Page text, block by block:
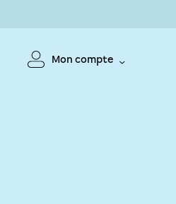
Mon compte